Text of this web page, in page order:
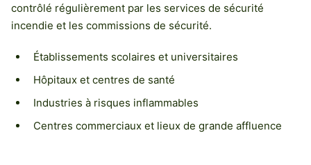
contrôlé régulièrement par les services de sécurité
incendie et les commissions de sécurité.
Établissements scolaires et universitaires
Hôpitaux et centres de santé
Industries à risques inflammables
Centres commerciaux et lieux de grande affluence